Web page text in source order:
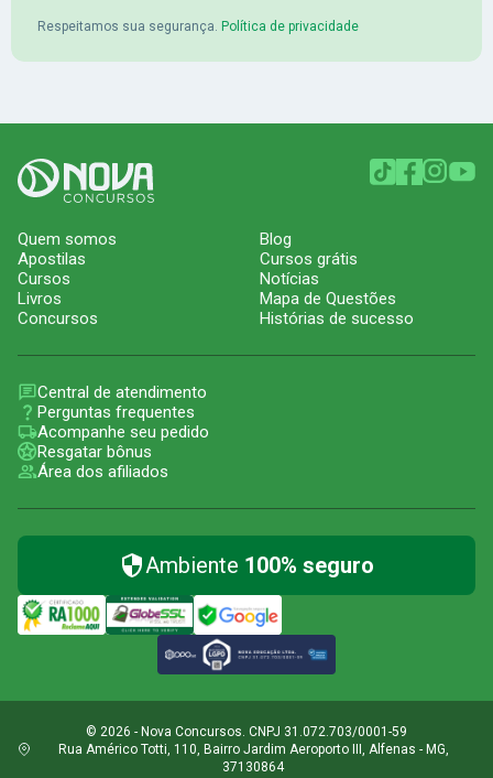
Respeitamos sua segurança. Política de privacidade
Quem somos
Apostilas
Cursos
Livros
Concursos
Blog
Cursos grátis
Notícias
Mapa de Questões
Histórias de sucesso
Central de atendimento
Perguntas frequentes
Acompanhe seu pedido
Resgatar bônus
Área dos afiliados
Ambiente 100% seguro
© 2026 - Nova Concursos. CNPJ 31.072.703/0001-59
Rua Américo Totti, 110, Bairro Jardim Aeroporto III, Alfenas - MG,
37130864